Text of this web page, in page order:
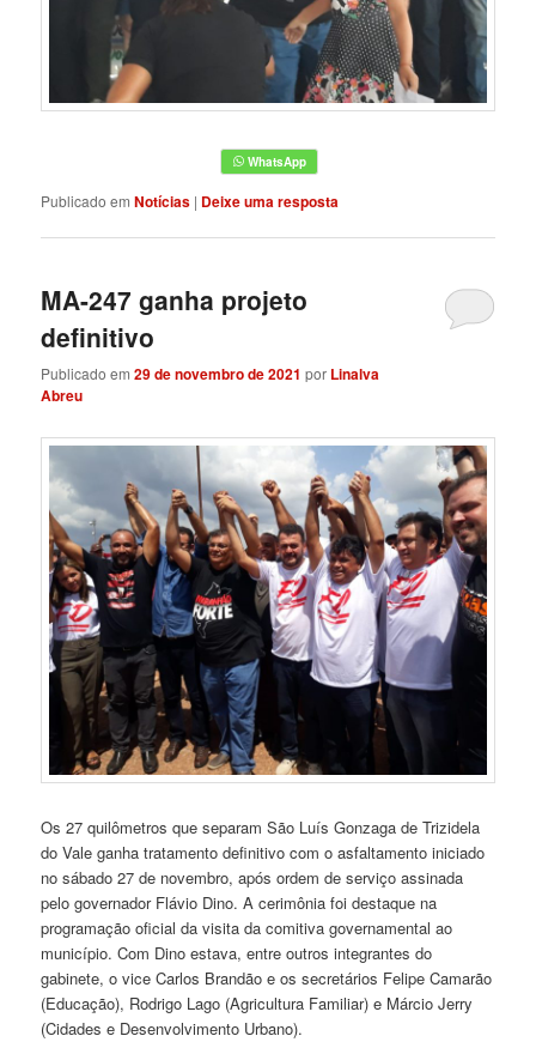
Publicado em Notícias | Deixe uma resposta
MA-247 ganha projeto
definitivo
Publicado em29 de novembro de 2021 por Linalva
Abreu
Os 27 quilômetros que separam São Luís Gonzaga de Trizidela
do Vale ganha tratamento definitivo com o asfaltamento iniciado
no sábado 27 de novembro, após ordem de serviço assinada
pelo governador Flávio Dino. A cerimônia foi destaque na
programação oficial da visita da comitiva governamental ao
município. Com Dino estava, entre outros integrantes do
gabinete, o vice Carlos Brandão e os secretários Felipe Camarão
(Educação), Rodrigo Lago (Agricultura Familiar) e Márcio Jerry
(Cidades e Desenvolvimento Urbano).